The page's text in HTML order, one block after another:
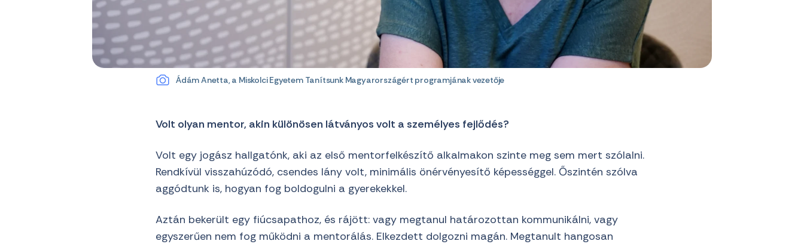
Ádám Anetta, a Miskolci Egyetem Tanítsunk Magyarországért programjának vezetője
Volt olyan mentor, akin különösen látványos volt a személyes fejlődés?
Volt egy jogász hallgatónk, aki az első mentorfelkészítő alkalmakon szinte meg sem mert szólalni.
Rendkívül visszahúzódó, csendes lány volt, minimális önérvényesítő képességgel. Őszintén szólva
aggódtunk is, hogyan fog boldogulni a gyerekekkel.
Aztán bekerült egy fiúcsapathoz, és rájött: vagy megtanul határozottan kommunikálni, vagy
egyszerűen nem fog működni a mentorálás. Elkezdett dolgozni magán. Megtanult hangosan